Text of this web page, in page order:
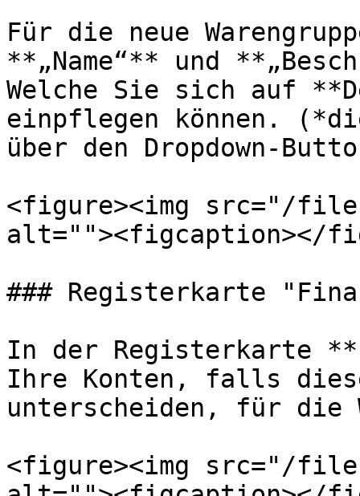
Für die neue
**„Name“** und
Welche Sie sich auf
einpflegen können.
über den Dropdown-
<figure><img src="/
alt=""><figcaption></
### Registerkarte
In der Registerkarte
Ihre Konten, falls
unterscheiden, für die
<figure><img src="/files/